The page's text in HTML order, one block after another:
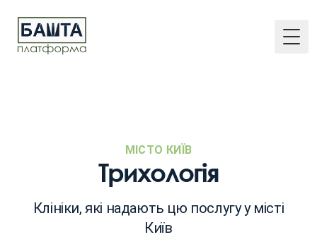
МІСТО КИЇВ
Трихологія
Клініки, які надають цю послугу у місті
Київ